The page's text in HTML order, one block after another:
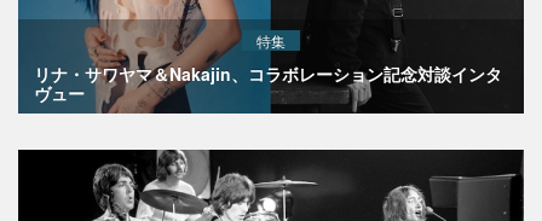
特集
リナ・サワヤマ＆Nakajin、コラボレーション記念対談インタ
ヴュー